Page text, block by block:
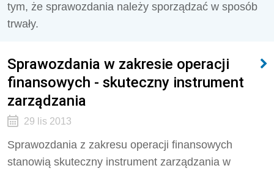
tym, że sprawozdania należy sporządzać w sposób
trwały.
Sprawozdania w zakresie operacji
finansowych - skuteczny instrument
zarządzania
29 lis 2013
Sprawozdania z zakresu operacji finansowych
stanowią skuteczny instrument zarządzania w